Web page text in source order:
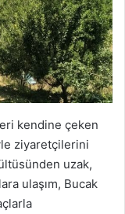
kendine çeken
ziyaretçilerini
uzak,
ulaşım, Bucak